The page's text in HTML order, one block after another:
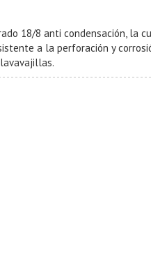
18/8 anti condensación,
a la perforación y